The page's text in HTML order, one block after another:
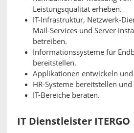
Leistungsqualität erheben.
IT-Infrastruktur, Netzwerk-
Mail-Services und Server
betreiben.
Informationssysteme für
bereitstellen.
Applikationen entwickeln
HR-Systeme bereitstellen
IT-Bereiche beraten.
IT Dienstleister ITERGO